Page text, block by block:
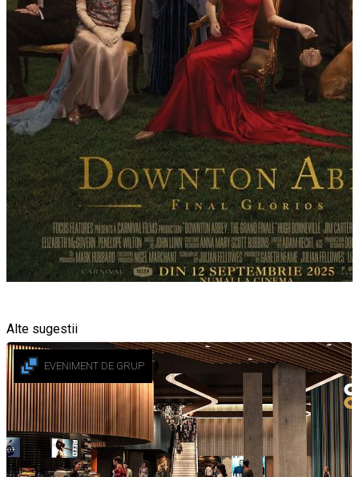
Alte sugestii
EVENIMENT DE GRUP